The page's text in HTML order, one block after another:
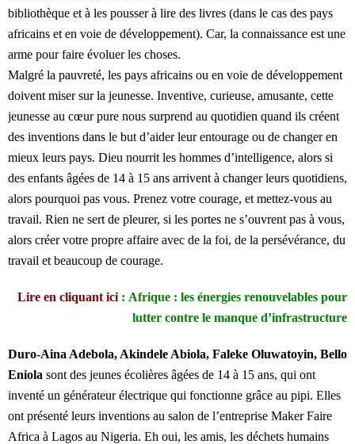
bibliothèque et à les pousser à lire des livres (dans le cas des pays
africains et en voie de développement). Car, la connaissance est une
arme pour faire évoluer les choses.
Malgré la pauvreté, les pays africains ou en voie de développement
doivent miser sur la jeunesse. Inventive, curieuse, amusante, cette
jeunesse au cœur pure nous surprend au quotidien quand ils créent
des inventions dans le but d’aider leur entourage ou de changer en
mieux leurs pays. Dieu nourrit les hommes d’intelligence, alors si
des enfants âgées de 14 à 15 ans arrivent à changer leurs quotidiens,
alors pourquoi pas vous. Prenez votre courage, et mettez-vous au
travail. Rien ne sert de pleurer, si les portes ne s’ouvrent pas à vous,
alors créer votre propre affaire avec de la foi, de la persévérance, du
travail et beaucoup de courage.
Lire en cliquant ici : Afrique : les énergies renouvelables pour
lutter contre le manque d’infrastructure
Duro-Aina Adebola, Akindele Abiola, Faleke Oluwatoyin, Bello
Eniola sont des jeunes écolières âgées de 14 à 15 ans, qui ont
inventé un générateur électrique qui fonctionne grâce au pipi. Elles
ont présenté leurs inventions au salon de l’entreprise Maker Faire
Africa à Lagos au Nigeria. Eh oui, les amis, les déchets humains